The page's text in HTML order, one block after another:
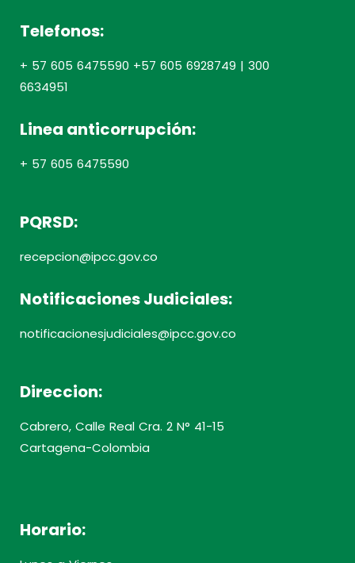
Telefonos:
+ 57 605 6475590 +57 605 6928749 | 300
6634951
Linea anticorrupción:
+ 57 605 6475590
PQRSD:
recepcion@ipcc.gov.co
Notificaciones Judiciales:
notificacionesjudiciales@ipcc.gov.co
Direccion:
Cabrero, Calle Real Cra. 2 N° 41-15
Cartagena-Colombia
Horario: